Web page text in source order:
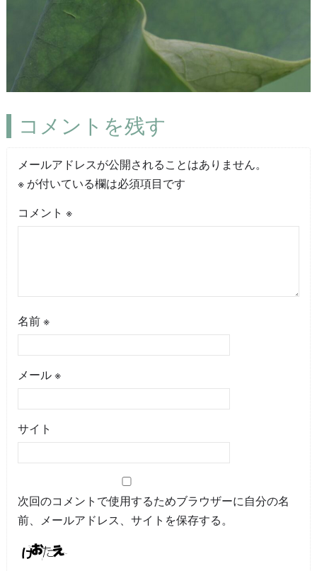
コメントを残す
メールアドレスが公開されることはありません。
※が付いている欄は必須項目です
コメント ※
名前 ※
メール ※
サイト
次回のコメントで使用するためブラウザーに自分の名
前、メールアドレス、サイトを保存する。